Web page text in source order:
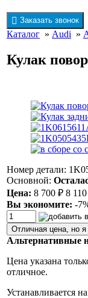
Заказать звонок
Каталог » Audi »
Кулак
Номер детали:
Основной:
Цена: 8 700 ₽ 8 110
Вы экономите: -
Отличная цена, но
Альтернативные
Цена указана
отличное.
Устанавливается